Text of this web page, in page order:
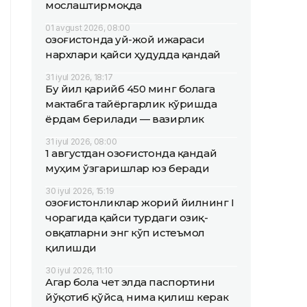
мослаштирмоқда
01 avgust 2026, 08:00
Қозоғистонда уй-жой ижараси
нархлари қайси ҳудудда қандай
31 iyul 2026, 18:17
Бу йил қарийб 450 минг болага
мактабга тайёргарлик кўришда
ёрдам берилади — вазирлик
31 iyul 2026, 08:00
1 августдан Қозоғистонда қандай
муҳим ўзгаришлар юз беради
30 iyul 2026, 15:19
Қозоғистонликлар жорий йилнинг I
чорагида қайси турдаги озиқ-
овқатларни энг кўп истеъмол
қилишди
30 iyul 2026, 11:10
Агар бола чет элда паспортини
йўқотиб қўйса, нима қилиш керак